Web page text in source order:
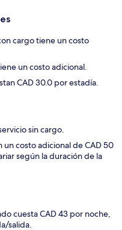
cargo tiene un costo
un costo adicional.
CAD 30.0 por estadía.
sin cargo.
un costo adicional de CAD 50
según la duración de la
cuesta CAD 43 por noche,
salida.